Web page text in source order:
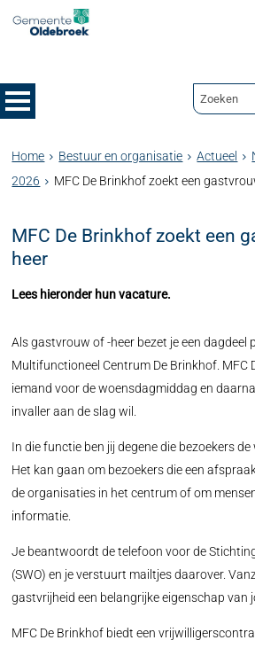
Home Bestuur en organisatie Actueel
2026
MFC De Brinkhof zoekt een
MFC De Brinkhof zoekt een
heer
Lees hieronder hun vacature.
Als gastvrouw of -heer bezet je een dagdeel
Multifunctioneel Centrum De Brinkhof. MFC
iemand voor de woensdagmiddag en
invaller aan de slag wil.
In die functie ben jij degene die bezoekers
Het kan gaan om bezoekers die een
de organisaties in het centrum of om
informatie.
Je beantwoordt de telefoon voor de
(SWO) en je verstuurt mailtjes daarover.
gastvrijheid een belangrijke eigenschap van
MFC De Brinkhof biedt een